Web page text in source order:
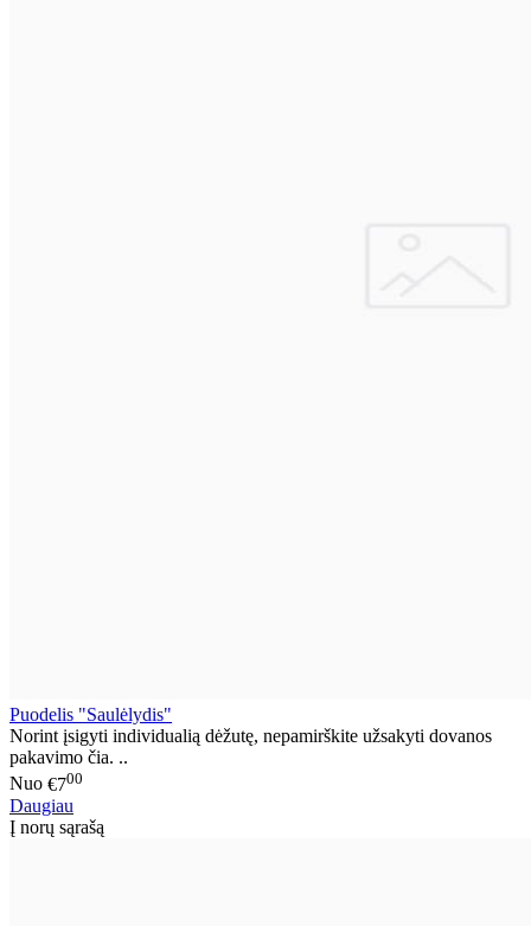
Puodelis "Saulėlydis"
Norint įsigyti individualią dėžutę, nepamirškite užsakyti dovanos
pakavimo čia. ..
Nuo €700
Daugiau
Į norų sąrašą